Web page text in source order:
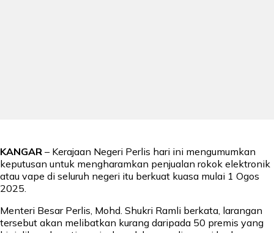
KANGAR – Kerajaan Negeri Perlis hari ini mengumumkan
keputusan untuk mengharamkan penjualan rokok elektronik
atau vape di seluruh negeri itu berkuat kuasa mulai 1 Ogos
2025.
Menteri Besar Perlis, Mohd. Shukri Ramli berkata, larangan
tersebut akan melibatkan kurang daripada 50 premis yang